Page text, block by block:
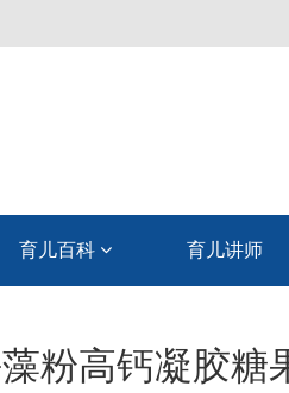
育儿百科 育儿讲师
粉高钙凝胶糖